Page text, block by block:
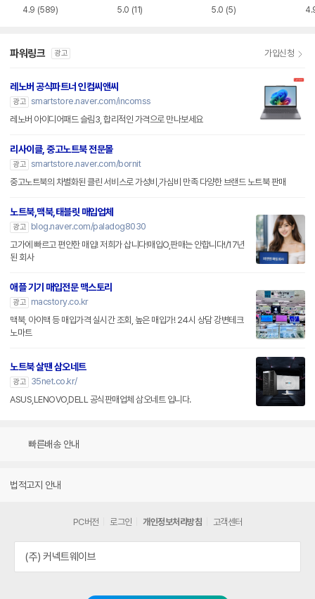
4.9 (589) 5.0 (11) 5.0 (5)
파워링크 광고 가입신청
레노버 공식파트너 인컴씨앤씨
광고 smartstore.naver.com/incomss
레노버 아이디어패드 슬림3, 합리적인 가격으로 만나보세요
리사이클, 중고노트북 전문몰
광고 smartstore.naver.com/bornit
중고노트북의 차별화된 클린 서비스로 가성비,가심비 만족 다양한 브랜드 노트북 판매
노트북,맥북,태블릿 매입업체
광고
blog.naver.com/paladog8030
고가에 빠르고 편안한 매입! 저희가 삽니다!매입O,판매는 안합니다!/17년
된 회사
애플 기기 매입전문 맥스토리
광고
macstory.co.kr
맥북, 아이맥 등 매입가격 실시간 조회, 높은 매입가! 24시 상담 강변테크
노마트
노트북 살땐 삼오네트
광고
35net.co.kr/
ASUS,LENOVO,DELL 공식판매업체 삼오네트 입니다.
빠른배송 안내
법적고지 안내
PC버전 로그인 개인정보처리방침 고객센터
(주) 커넥트웨이브